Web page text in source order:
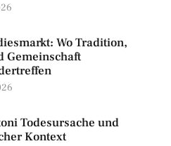
Wo Tradition,
Gemeinschaft
Todesursache und
Kontext